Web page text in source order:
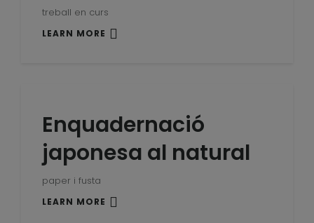
treball en curs
LEARN MORE
Enquadernació
japonesa al natural
paper i fusta
LEARN MORE